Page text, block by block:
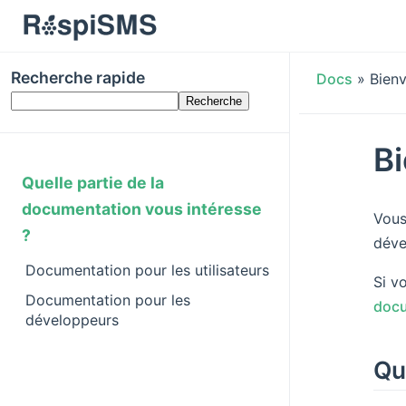
Recherche rapide
Quelle partie de la
documentation vous intéresse
?
Documentation pour les utilisateurs
Documentation pour les
développeurs
Docs »
Si